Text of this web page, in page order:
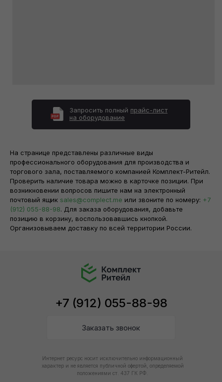
Запросить полный прайс-лист
на оборудование
На странице представлены различные виды
профессионального оборудования для производства и
торгового зала, поставляемого компанией Комплект-Ритейл.
Проверить наличие товара можно в карточке позиции. При
возникновении вопросов пишите нам на электронный
почтовый ящик sales@complect.me или звоните по номеру: +7
(912) 055-88-98. Для заказа оборудования, добавьте
позицию в корзину, воспользовавшись кнопкой.
Организовываем доставку по всей территории России.
Оборудование
По категориям
Готовые решения
Прайс-лист
+7 (912) 055-88-98
Время работы:
9:00-18:00
Выходные:
сб, вс, праздничные дни
Заказать звонок
Карта сайта
Интернет ресурс носит исключительно информационный
характер и не является публичной офертой, определяемой
положениями ст. 437 ГК РФ.